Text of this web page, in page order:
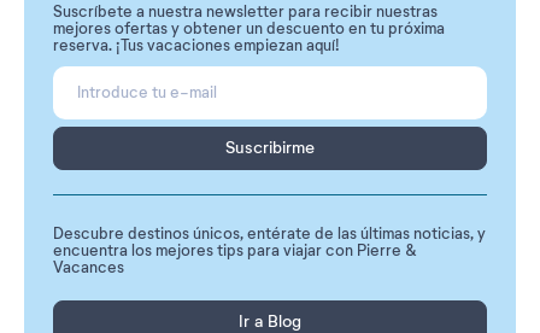
Suscríbete a nuestra newsletter para recibir nuestras
mejores ofertas y obtener un descuento en tu próxima
reserva. ¡Tus vacaciones empiezan aquí!
Suscribirme
Descubre destinos únicos, entérate de las últimas noticias, y
encuentra los mejores tips para viajar con Pierre &
Vacances
Ir a Blog